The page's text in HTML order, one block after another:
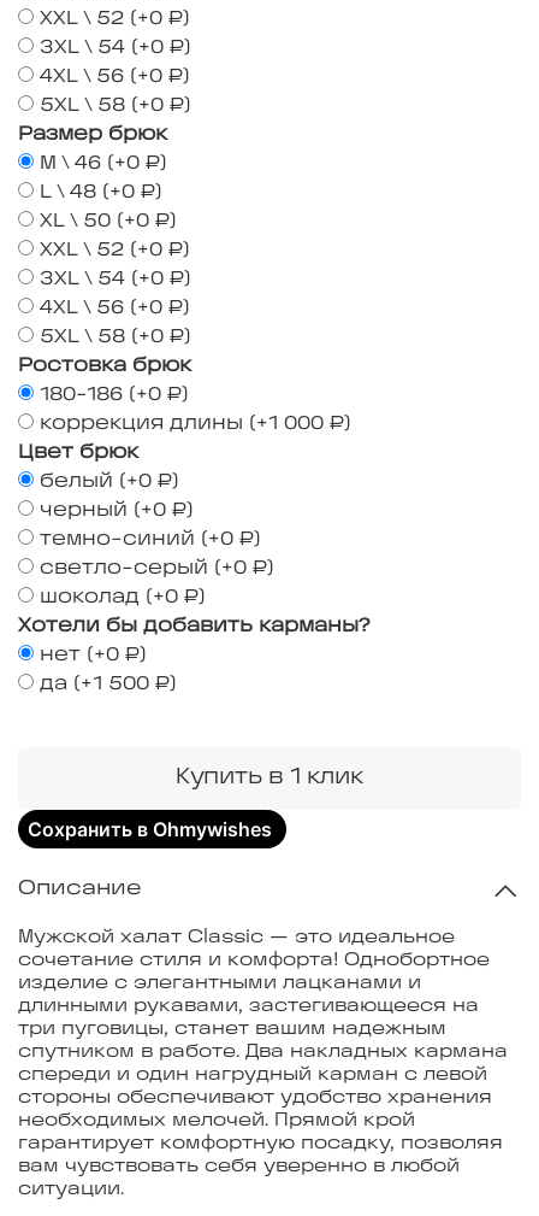
Купить в 1 клик
Сохранить в Ohmywishes
XXL \ 52 (+0 ₽)
3XL \ 54 (+0 ₽)
4XL \ 56 (+0 ₽)
5XL \ 58 (+0 ₽)
Размер брюк
M \ 46 (+0 ₽)
L \ 48 (+0 ₽)
XL \ 50 (+0 ₽)
XXL \ 52 (+0 ₽)
3XL \ 54 (+0 ₽)
4XL \ 56 (+0 ₽)
5XL \ 58 (+0 ₽)
Ростовка брюк
180-186 (+0 ₽)
коррекция длины (+1 000 ₽)
Цвет брюк
белый (+0 ₽)
черный (+0 ₽)
темно-синий (+0 ₽)
светло-серый (+0 ₽)
шоколад (+0 ₽)
Хотели бы добавить карманы?
нет (+0 ₽)
да (+1 500 ₽)
Описание
Мужской халат Classic — это идеальное
сочетание стиля и комфорта! Однобортное
изделие с элегантными лацканами и
длинными рукавами, застегивающееся на
три пуговицы, станет вашим надежным
спутником в работе. Два накладных кармана
спереди и один нагрудный карман с левой
стороны обеспечивают удобство хранения
необходимых мелочей. Прямой крой
гарантирует комфортную посадку, позволяя
вам чувствовать себя уверенно в любой
ситуации.